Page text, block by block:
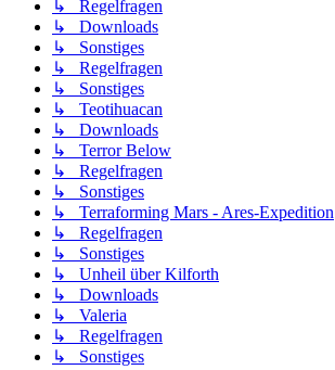
↳ Regelfragen
↳ Downloads
↳ Sonstiges
↳ Regelfragen
↳ Sonstiges
↳ Teotihuacan
↳ Downloads
↳ Terror Below
↳ Regelfragen
↳ Sonstiges
↳ Terraforming Mars - Ares-Expedition
↳ Regelfragen
↳ Sonstiges
↳ Unheil über Kilforth
↳ Downloads
↳ Valeria
↳ Regelfragen
↳ Sonstiges